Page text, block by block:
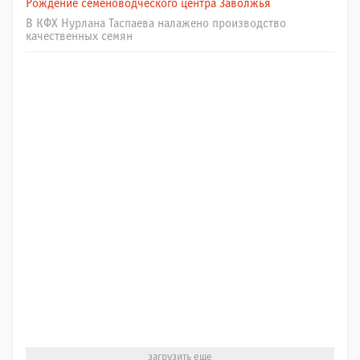
Рождение семеноводческого центра Заволжья
В КФХ Нурлана Таспаева налажено производство
качественных семян
загрузить еще